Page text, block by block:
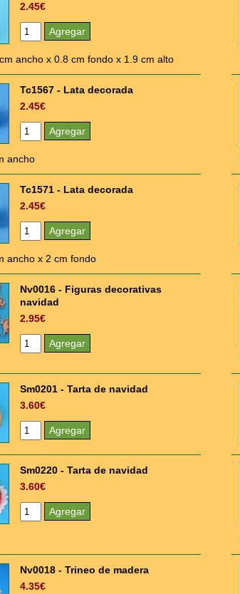
2.45€
ancho x 0.8 cm fondo x 1.9 cm alto
Tc1567 - Lata decorada
2.45€
ancho
Tc1571 - Lata decorada
2.45€
ancho x 2 cm fondo
Nv0016 - Figuras decorativas
navidad
2.95€
Sm0201 - Tarta de navidad
3.60€
Sm0220 - Tarta de navidad
3.60€
Nv0018 - Trineo de madera
4.35€